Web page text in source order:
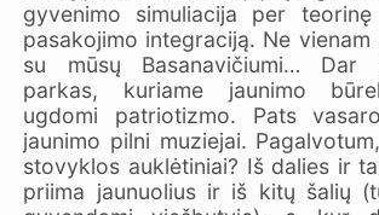
gyvenimo simuliacija per
pasakojimo integraciją. Ne vienam
su mūsų Basanavičiumi… Dar
parkas, kuriame jaunimo
ugdomi patriotizmo. Pats
jaunimo pilni muziejai.
stovyklos auklėtiniai? Iš dalies ir
priima jaunuolius ir iš kitų šalių